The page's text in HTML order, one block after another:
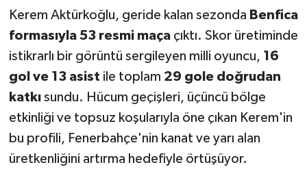
Kerem Aktürkoğlu, geride kalan sezonda Benfica
formasıyla 53 resmi maçaçıktı. Skor üretiminde
istikrarlı bir görüntü sergileyen milli oyuncu, 16
gol ve 13 asist ile toplam 29 gole doğrudan
katkısundu. Hücum geçişleri, üçüncü bölge
etkinliği ve topsuz koşularıyla öne çıkan Kerem'in
bu profili, Fenerbahçe'nin kanat ve yarı alan
üretkenliğini artırma hedefiyle örtüşüyor.